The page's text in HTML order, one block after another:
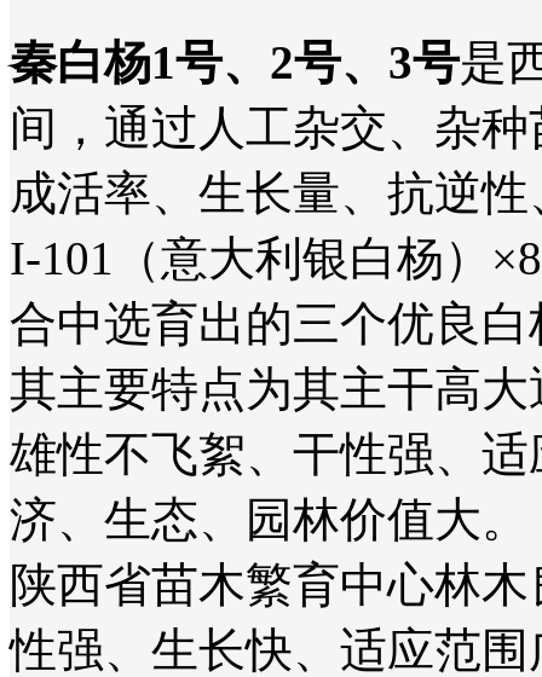
秦白杨1号、2号、3号是
间，通过人工杂交、杂
成活率、生长量、抗逆
I-101（意大利银白杨）
合中选育出的三个优良
其主要特点为其主干高
雄性不飞絮、干性强、
济、生态、园林价值大。
陕西省苗木繁育中心林
性强、生长快、适应范